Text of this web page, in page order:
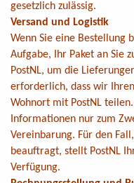
gesetzlich zulässig.
Versand und Logistik
Wenn Sie eine Bestellung
Aufgabe, Ihr Paket an Sie
PostNL, um die
erforderlich, dass wir
Wohnort mit PostNL
Informationen nur zum
Vereinbarung. Für den
beauftragt, stellt PostNL
Verfügung.